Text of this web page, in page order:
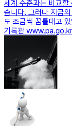
세계 수준과는 비교
습니다. 그러나 지금
도 조금씩 꿈틀대고
기록관